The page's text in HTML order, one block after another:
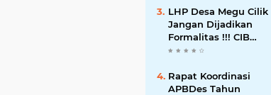
Pengawasan
LHP Desa Megu Cilik
Jangan Dijadikan
Formalitas !!! CIB
Desak Inspektorat
dan Hentikan Dugaan
Permainan Oknum
Rapat Koordinasi
APBDes Tahun